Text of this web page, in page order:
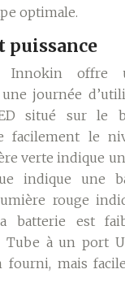
optimale.
puissance
offre
journée
situé sur le
facilement le
verte indique
indique une
rouge
batterie est
à un port
fourni, mais